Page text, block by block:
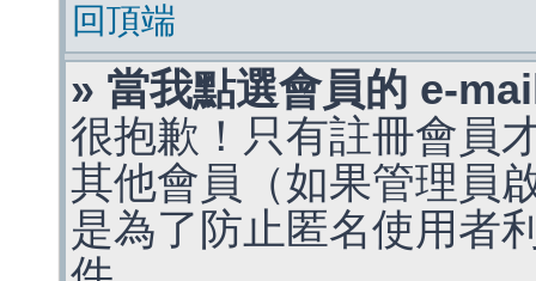
回頂端
» 當我點選會員的 e-
很抱歉！只有註冊會員
其他會員（如果管理員
是為了防止匿名使用者